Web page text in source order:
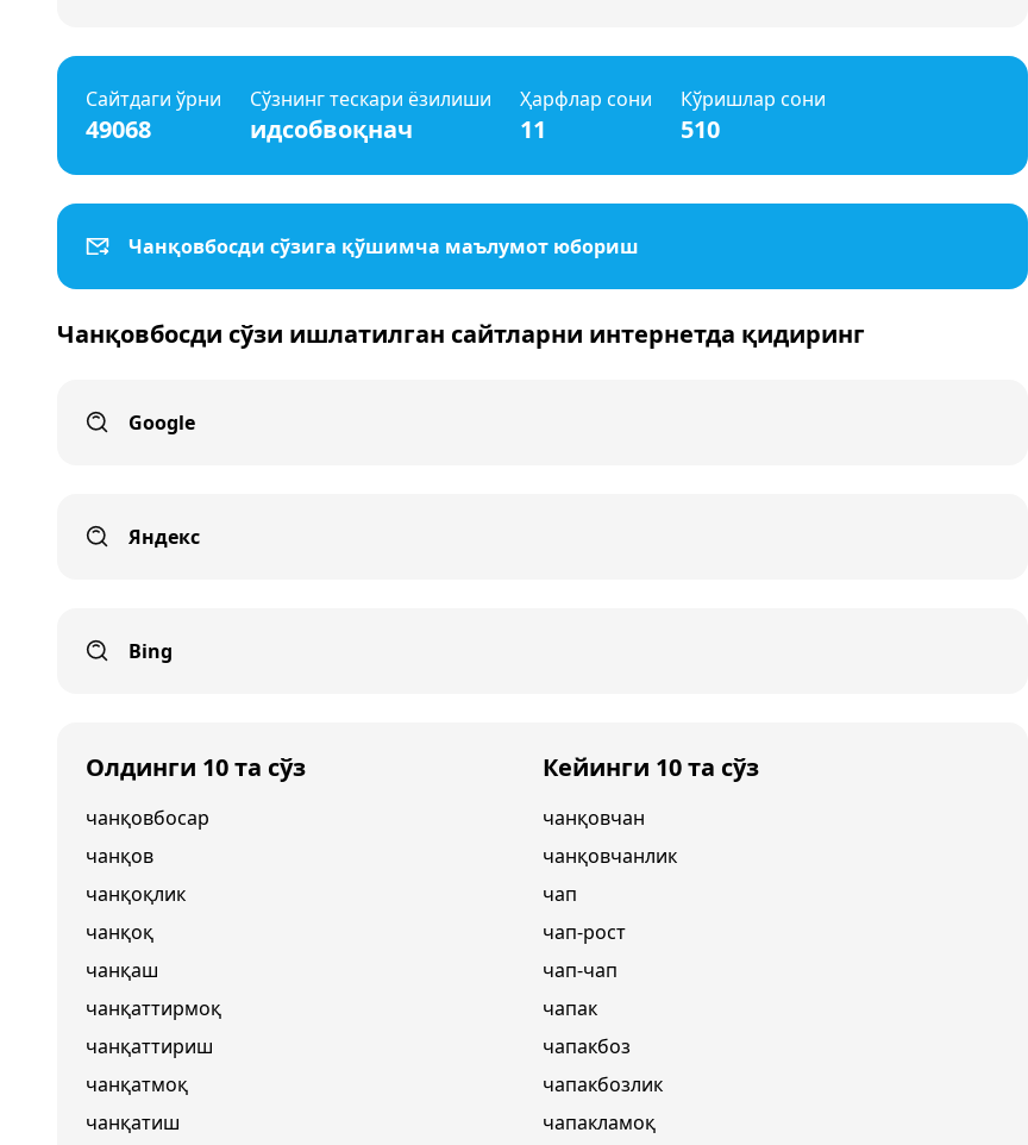
Сайтдаги ўрни
49068
Сўзнинг тескари ёзилиши
идсобвоқнач
Ҳарфлар сони
11
Кўришлар сони
510
Чанқовбосди сўзига қўшимча маълумот юбориш
Чанқовбосди сўзи ишлатилган сайтларни интернетда қидиринг
Google
Яндекс
Bing
Олдинги 10 та сўз
чанқовбосар
чанқов
чанқоқлик
чанқоқ
чанқаш
чанқаттирмоқ
чанқаттириш
чанқатмоқ
чанқатиш
Кейинги 10 та сўз
чанқовчан
чанқовчанлик
чап
чап-рост
чап-чап
чапак
чапакбоз
чапакбозлик
чапакламоқ